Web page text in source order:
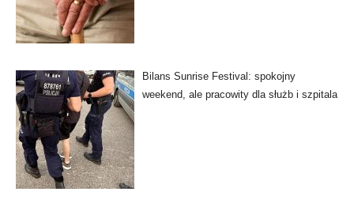
Bilans Sunrise Festival: spokojny
weekend, ale pracowity dla służb i szpitala